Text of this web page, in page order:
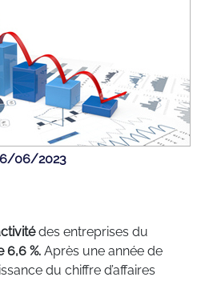
06/2023
des entreprises du
6,6 %. Après une année de
du chiffre d’affaires